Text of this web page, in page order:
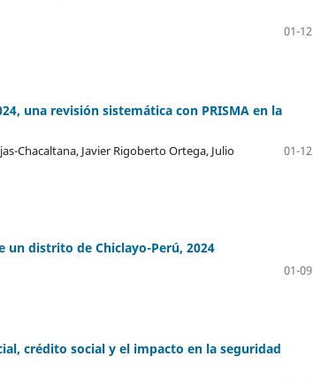
01-12
una revisión sistemática con PRISMA en la
Chacaltana, Javier Rigoberto Ortega, Julio
01-12
distrito de Chiclayo-Perú, 2024
01-09
crédito social y el impacto en la seguridad